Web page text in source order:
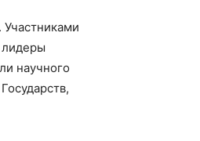
Участниками
лидеры
научного